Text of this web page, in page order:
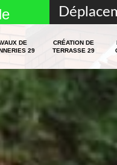
DE
29
CRÉATION DE
TERRASSE 29